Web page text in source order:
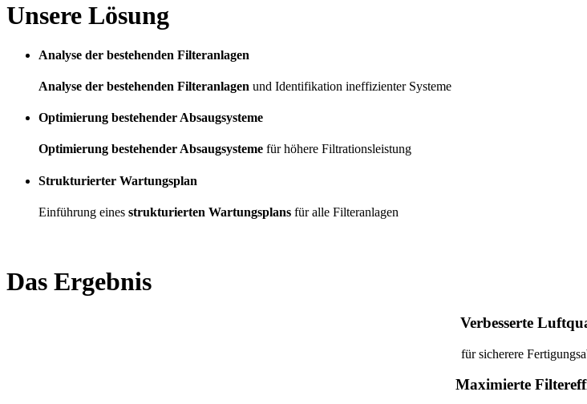
Unsere Lösung
Analyse der bestehenden Filteranlagen
Analyse der bestehenden Filteranlagen und Identifikation ineffizienter Systeme
Optimierung bestehender Absaugsysteme
Optimierung bestehender Absaugsysteme für höhere Filtrationsleistung
Strukturierter Wartungsplan
Einführung eines strukturierten Wartungsplans für alle Filteranlagen
Das Ergebnis
Verbesserte
für sicherere
Maximierte